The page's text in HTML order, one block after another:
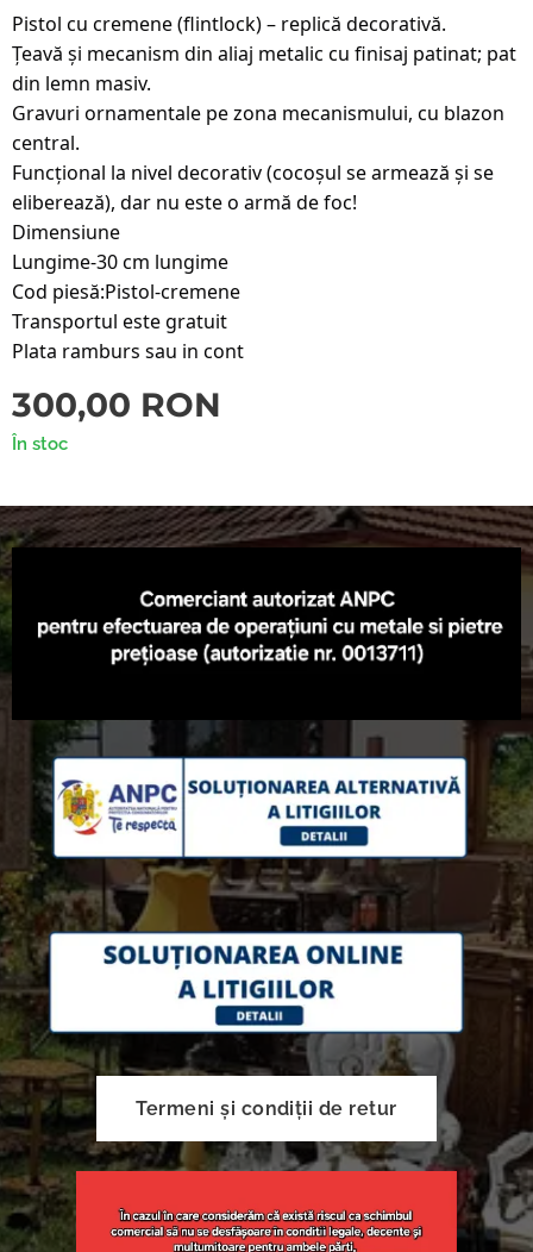
Pistol cu cremene (flintlock) – replică decorativă.
Țeavă și mecanism din aliaj metalic cu finisaj patinat; pat
din lemn masiv.
Gravuri ornamentale pe zona mecanismului, cu blazon
central.
Funcțional la nivel decorativ (cocoșul se armează și se
eliberează), dar nu este o armă de foc!
Dimensiune
Lungime-30 cm lungime
Cod piesă:Pistol-cremene
Transportul este gratuit
Plata ramburs sau in cont
300,00 RON
În stoc
Termeni și condiții de retur